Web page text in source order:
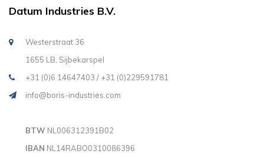
Datum Industries B.V.
Westerstraat 36
1655 LB, Sijbekarspel
+31 (0)6 14647403 / +31 (0)229591781
info@boris-industries.com
BTW NL006312391B02
IBAN NL14RABO0310086396